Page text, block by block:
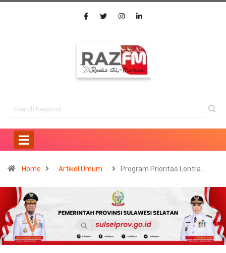
Home Artikel Umum Program Prioritas Lontra…